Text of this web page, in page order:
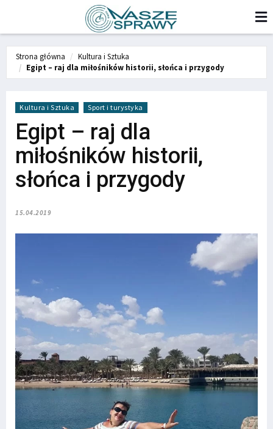
Strona główna
Kultura i Sztuka
Egipt – raj dla miłośników historii, słońca i przygody
Kultura i Sztuka Sport i turystyka
Egipt – raj dla
miłośników historii,
słońca i przygody
15.04.2019